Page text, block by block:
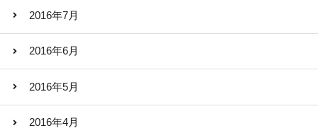
2016年7月
2016年6月
2016年5月
2016年4月